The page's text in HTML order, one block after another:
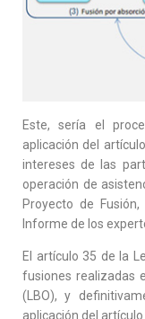
Este, sería el
aplicación del
intereses de las
operación de
Proyecto de
Informe de los
El artículo 35 de la
fusiones realizadas
(LBO), y
aplicación del artículo